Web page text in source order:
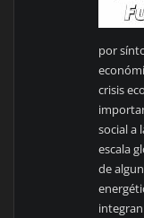
por
crisis
social a
escala
de